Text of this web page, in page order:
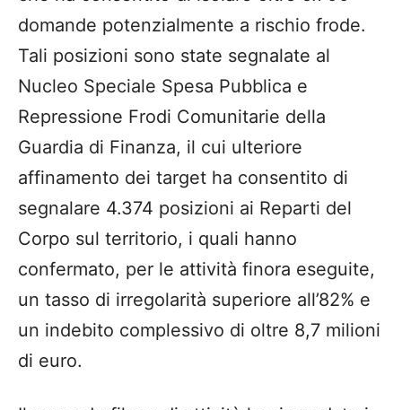
domande potenzialmente a rischio frode.
Tali posizioni sono state segnalate al
Nucleo Speciale Spesa Pubblica e
Repressione Frodi Comunitarie della
Guardia di Finanza, il cui ulteriore
affinamento dei target ha consentito di
segnalare 4.374 posizioni ai Reparti del
Corpo sul territorio, i quali hanno
confermato, per le attività finora eseguite,
un tasso di irregolarità superiore all’82% e
un indebito complessivo di oltre 8,7 milioni
di euro.